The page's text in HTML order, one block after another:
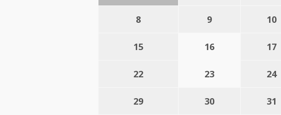
8 9 10
15 16 17
22 23 24
29 30 31